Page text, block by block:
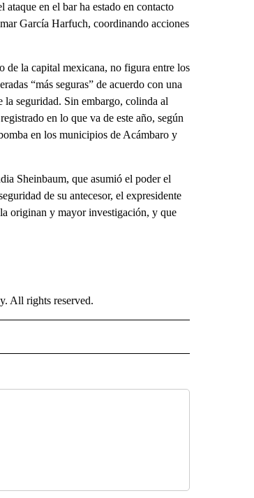
en el bar ha estado en contacto
García Harfuch, coordinando acciones
la capital mexicana, no figura entre los
“más seguras” de acuerdo con una
seguridad. Sin embargo, colinda al
en lo que va de este año, según
en los municipios de Acámbaro y
Sheinbaum, que asumió el poder el
de su antecesor, el expresidente
originan y mayor investigación, y que
All rights reserved.
NOTIFICATIONS ABOUT NEW PAGES ON "CNN - SPANISH".